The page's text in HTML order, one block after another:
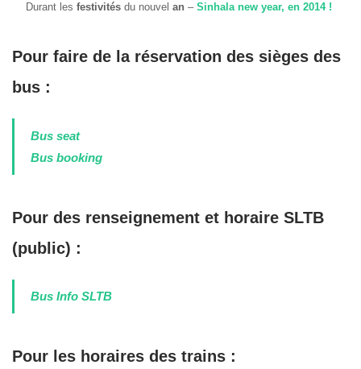
Durant les festivités du nouvel an – Sinhala new year, en 2014 !
Pour faire de la réservation des sièges des
bus :
Bus seat
Bus booking
Pour des renseignement et horaire SLTB
(public) :
Bus Info SLTB
Pour les horaires des trains :